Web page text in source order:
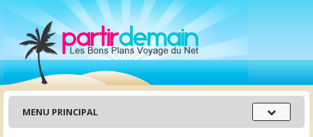
Menu
principal
MENU PRINCIPAL